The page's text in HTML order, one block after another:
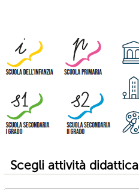
Scegli attività didattica